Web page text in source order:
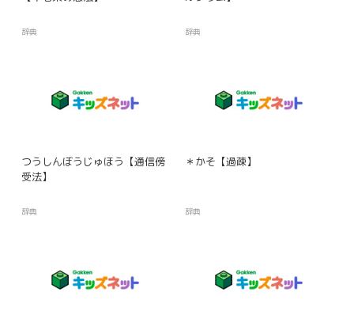
辞典 辞典
つうしんぼうじゅほう【通信傍
受法】
辞典
＊かそ【過疎】
辞典